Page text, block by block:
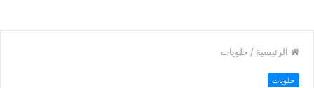
الرئيسية / حلويات
حلويات